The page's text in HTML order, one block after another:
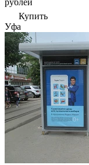
рублей
Купить
Уфа